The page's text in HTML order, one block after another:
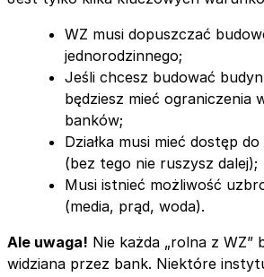
WZ musi dopuszczać
jednorodzinnego;
Jeśli chcesz budować
będziesz mieć ograniczenia
banków;
Działka musi mieć dostęp
(bez tego nie ruszysz dalej);
Musi istnieć możliwość
(media, prąd, woda).
Ale uwaga! Nie każda „rolna z WZ”
widziana przez bank. Niektóre